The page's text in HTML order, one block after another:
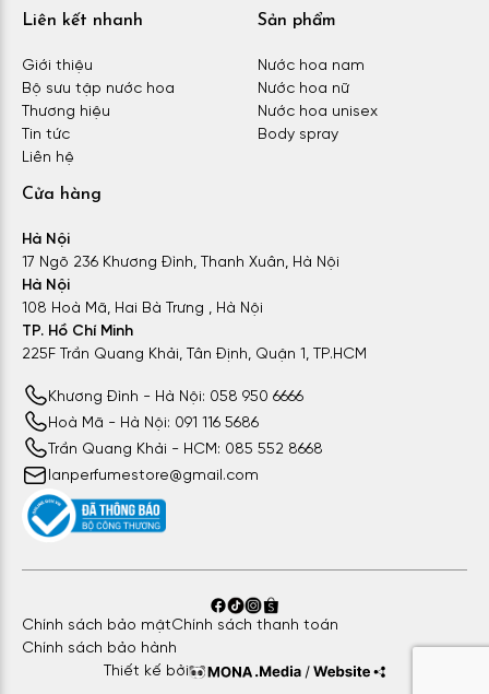
Liên kết nhanh
Giới thiệu
Bộ sưu tập nước hoa
Thương hiệu
Tin tức
Liên hệ
Sản phẩm
Nước hoa nam
Nước hoa nữ
Nước hoa unisex
Body spray
Cửa hàng
Hà Nội
17 Ngõ 236 Khương Đình, Thanh Xuân, Hà Nội
Hà Nội
108 Hoà Mã, Hai Bà Trưng , Hà Nội
TP. Hồ Chí Minh
225F Trần Quang Khải, Tân Định, Quận 1, TP.HCM
Khương Đình - Hà Nội: 058 950 6666
Hoà Mã - Hà Nội: 091 116 5686
Trần Quang Khải - HCM: 085 552 8668
lanperfumestore@gmail.com
Chính sách bảo mậtChính sách thanh toán
Chính sách bảo hành
Thiết kế bởi